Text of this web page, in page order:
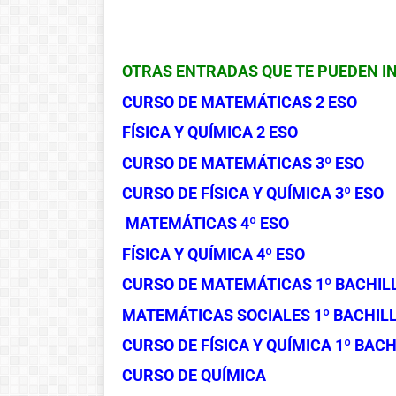
OTRAS ENTRADAS QUE TE PUEDEN
CURSO DE MATEMÁTICAS 2 ESO
FÍSICA Y QUÍMICA 2 ESO
CURSO DE MATEMÁTICAS 3º ESO
CURSO DE FÍSICA Y QUÍMICA 3º ESO
MATEMÁTICAS 4º ESO
FÍSICA Y QUÍMICA 4º ESO
CURSO DE MATEMÁTICAS 1º
MATEMÁTICAS SOCIALES 1º
CURSO DE FÍSICA Y QUÍMICA 1º
CURSO DE QUÍMICA